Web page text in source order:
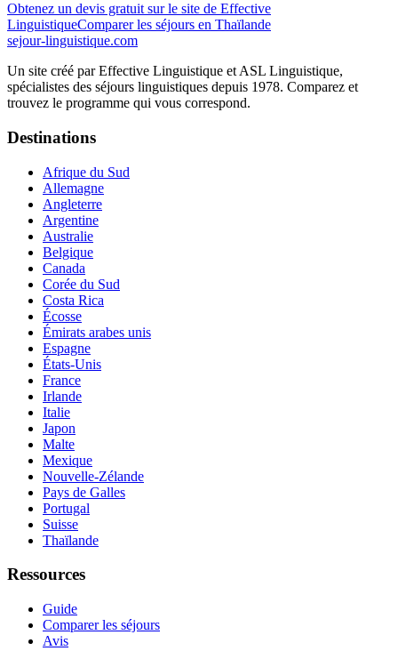
Obtenez un devis gratuit sur le site de Effective
LinguistiqueComparer les séjours en Thaïlande
sejour-linguistique.com
Un site créé par Effective Linguistique et ASL Linguistique,
spécialistes des séjours linguistiques depuis 1978. Comparez et
trouvez le programme qui vous correspond.
Destinations
Afrique du Sud
Allemagne
Angleterre
Argentine
Australie
Belgique
Canada
Corée du Sud
Costa Rica
Écosse
Émirats arabes unis
Espagne
États-Unis
France
Irlande
Italie
Japon
Malte
Mexique
Nouvelle-Zélande
Pays de Galles
Portugal
Suisse
Thaïlande
Ressources
Guide
Comparer les séjours
Avis